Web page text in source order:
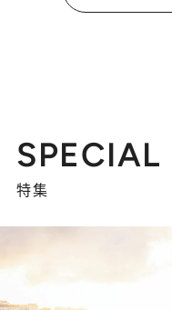
SPECIAL
特集